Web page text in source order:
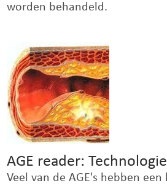
worden behandeld.
AGE reader:
Veel van de AGE's hebben een